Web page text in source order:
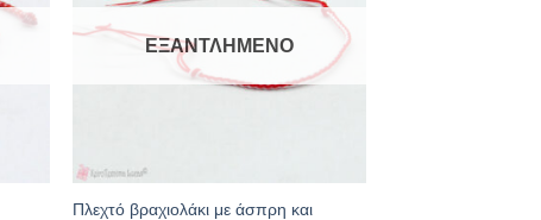
ΕΞΑΝΤΛΗΜΈΝΟ
Πλεχτό βραχιολάκι με άσπρη και